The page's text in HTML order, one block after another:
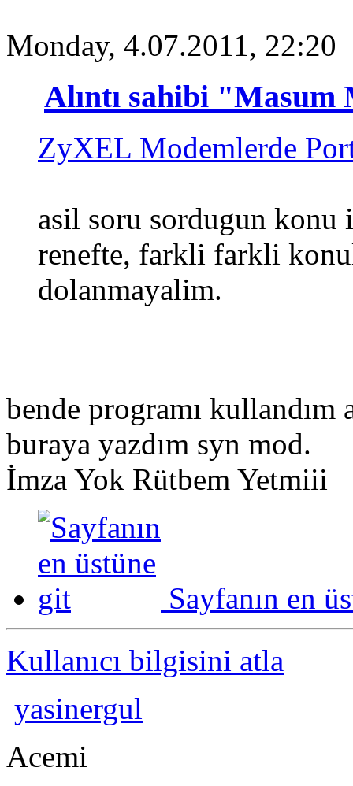
Monday, 4.07.2011, 22:20
Alıntı sahibi "Masum
ZyXEL Modemlerde
asil soru sordugun
renefte, farkli farkli
dolanmayalim.
bende programı kullandım
buraya yazdım syn mod.
İmza Yok Rütbem Yetmiii
Sayfanın en
Kullanıcı bilgisini atla
yasinergul
Acemi